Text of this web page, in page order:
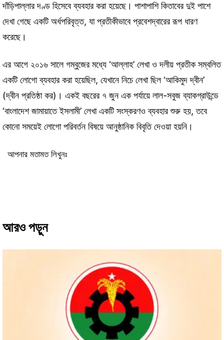
দাঁড়িপাল্লার দণ্ড হিসেবে ব্যবহার করা হয়েছে। পাশাপাশি কিতাবের দুই পাশে
দেখা গেছে একটি অর্ধপরিবৃত্ত, যা প্রতীকীভাবে প্রবেশদ্বারের রূপ ধারণ
করেছে।
এর আগে ২০১৬ সালে গম্বুজের মধ্যে ‘আল্লাহ’ লেখা ও দলীয় প্রতীক সম্বলিত
একটি লোগো ব্যবহার করা হয়েছিল, যেখানে নিচে লেখা ছিল ‘আকিমুদ দ্বীন’
(দ্বীন প্রতিষ্ঠা কর)। একই বছরের ৭ জুন এক পর্যায়ে লাল-সবুজ ব্যাকগ্রাউন্ডে
‘বাংলাদেশ জামায়াতে ইসলামী’ লেখা একটি সংস্করণও ব্যবহার শুরু হয়, তবে
কোনো সময়েই লোগো পরিবর্তন বিষয়ে আনুষ্ঠানিক বিবৃতি দেওয়া হয়নি।
আপনার মতামত লিখুনঃ
আরও পড়ুন